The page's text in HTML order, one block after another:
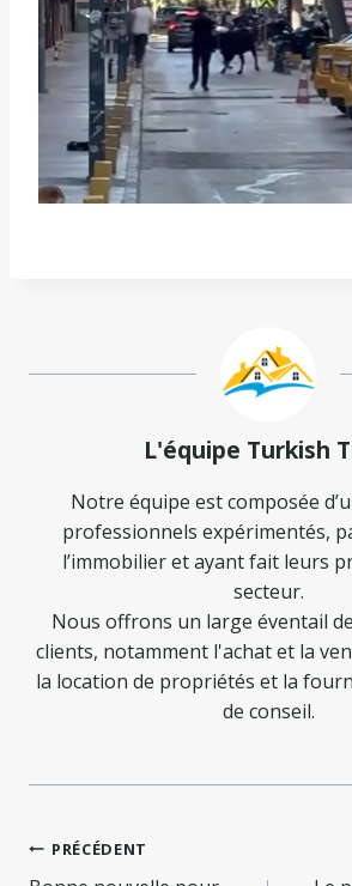
L'équipe Turkish
Notre équipe est composée
professionnels expérimentés,
l’immobilier et ayant fait leurs
secteur.
Nous offrons un large éventail
clients, notamment l'achat et la
la location de propriétés et la
de conseil.
Navigation
PRÉCÉDENT